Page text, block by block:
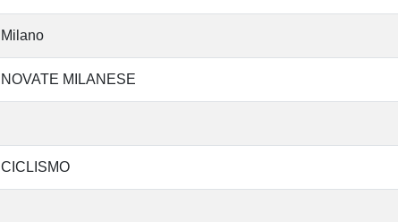
Milano
NOVATE MILANESE
CICLISMO